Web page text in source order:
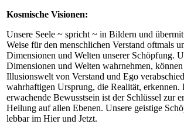
Kosmische Visionen:
Unsere Seele ~ spricht ~ in Bildern und
Weise für den menschlichen Verstand oftmals
Dimensionen und Welten unserer Schöpfung.
Dimensionen und Welten wahrnehmen,
Illusionswelt von Verstand und Ego
wahrhaftigen Ursprung, die Realität, erkennen.
erwachende Bewusstsein ist der Schlüssel zur
Heilung auf allen Ebenen. Unsere geistige
lebbar im Hier und Jetzt.